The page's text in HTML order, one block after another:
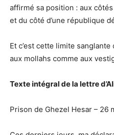
affirmé sa position : aux
et du côté d’une république
Et c’est cette limite
aux mollahs comme aux
Texte intégral de la lettre
Prison de Ghezel Hesar – 26